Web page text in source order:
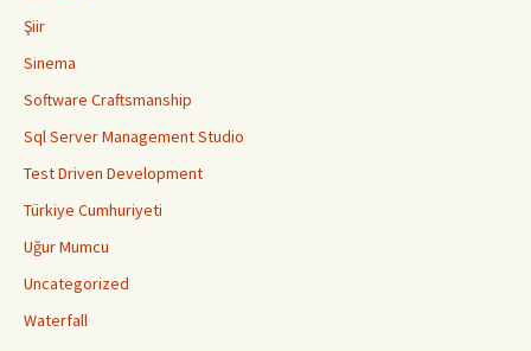
Şiir
Sinema
Software Craftsmanship
Sql Server Management Studio
Test Driven Development
Türkiye Cumhuriyeti
Uğur Mumcu
Uncategorized
Waterfall